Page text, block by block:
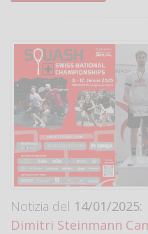
Notizia del 14/01/2025:
Dimitri Steinmann